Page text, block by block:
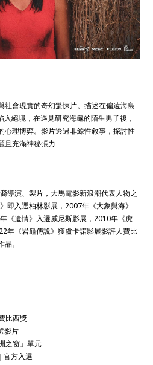
社會現實的奇幻驚悚片。描述在偏遠海島
絕境，在遇見研究海龜的陌生男子後，
心理博弈。影片透過非線性敘事，探討性
且充滿神秘張力
導演、製片，大馬電影新浪潮代表人物之
即入選柏林影展，2007年《大象與海》
《遺情》入選威尼斯影展，2010年《虎
年《岩龜傳說》獲盧卡諾影展影評人費比
。
比西獎
影片
之窗」單元
官方入選